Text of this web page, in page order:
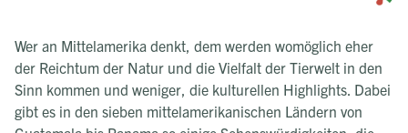
Wer an Mittelamerika denkt, dem werden womöglich eher
der Reichtum der Natur und die Vielfalt der Tierwelt in den
Sinn kommen und weniger, die kulturellen Highlights. Dabei
gibt es in den sieben mittelamerikanischen Ländern von